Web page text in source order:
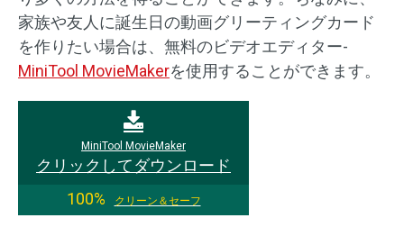
家族や友人に誕生日の動画グリーティングカード
を作りたい場合は、無料のビデオエディター-
MiniTool MovieMakerを使用することができます。
MiniTool MovieMaker
クリックしてダウンロード
100%
クリーン＆セーフ